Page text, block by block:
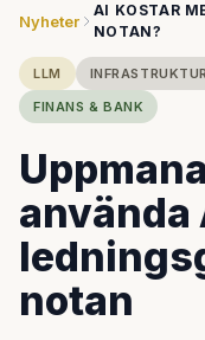
Nyheter
AI KOSTAR
NOTAN?
LLM INFRASTRUKTUR
FINANS & BANK
använda
notan